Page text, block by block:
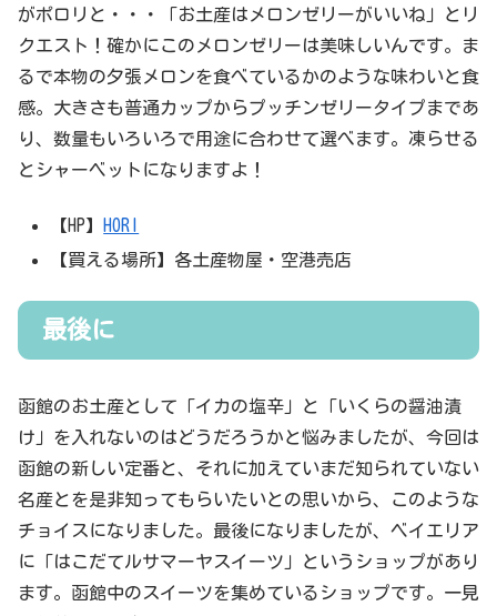
がポロリと・・・「お土産はメロンゼリーがいいね」とリ
クエスト！確かにこのメロンゼリーは美味しいんです。ま
るで本物の夕張メロンを食べているかのような味わいと食
感。大きさも普通カップからプッチンゼリータイプまであ
り、数量もいろいろで用途に合わせて選べます。凍らせる
とシャーベットになりますよ！
【HP】
HORI
【買える場所】各土産物屋・空港売店
最後に
函館のお土産として「イカの塩辛」と「いくらの醤油漬
け」を入れないのはどうだろうかと悩みましたが、今回は
函館の新しい定番と、それに加えていまだ知られていない
名産とを是非知ってもらいたいとの思いから、このような
チョイスになりました。最後になりましたが、ベイエリア
に「はこだてルサマーヤスイーツ」というショップがあり
ます。函館中のスイーツを集めているショップです。一見